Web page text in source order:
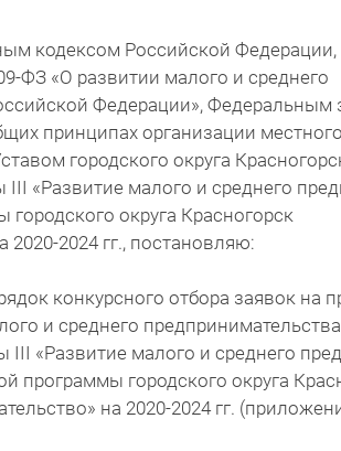
кодексом Российской
ФЗ «О развитии малого и среднего
Федерации», Федеральным
принципах организации
городского округа
«Развитие малого и среднего
округа Красногорск
2020-2024 гг., постановляю:
конкурсного отбора заявок на
и среднего
III «Развитие малого и среднего
программы городского округа
на 2020-2024 гг.